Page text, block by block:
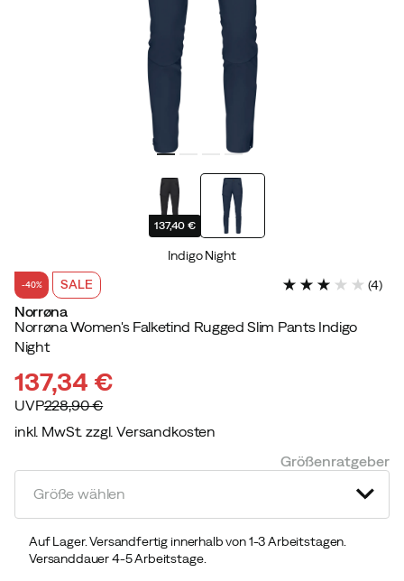
137,40 €
Indigo Night
-40% SALE (4)
Norrøna
Norrøna Women's Falketind Rugged Slim Pants Indigo
Night
price
137,34 €
price
UVP228,90 €
inkl. MwSt. zzgl. Versandkosten
Größenratgeber
Größe wählen
Auf Lager. Versandfertig innerhalb von 1-3 Arbeitstagen.
Versanddauer 4-5 Arbeitstage.